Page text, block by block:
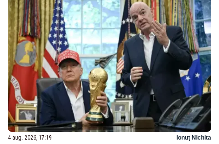
4 aug. 2026, 17:19 Ionuț Nichita